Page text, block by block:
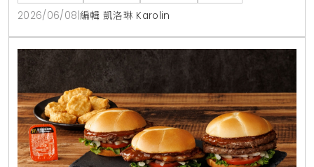
青、粉角生椰拿鐵等4大品項買1送1，讓大家在炎熱夏天
不用出門也能省錢消暑。
2026/06/08 編輯 凱洛琳 Karolin